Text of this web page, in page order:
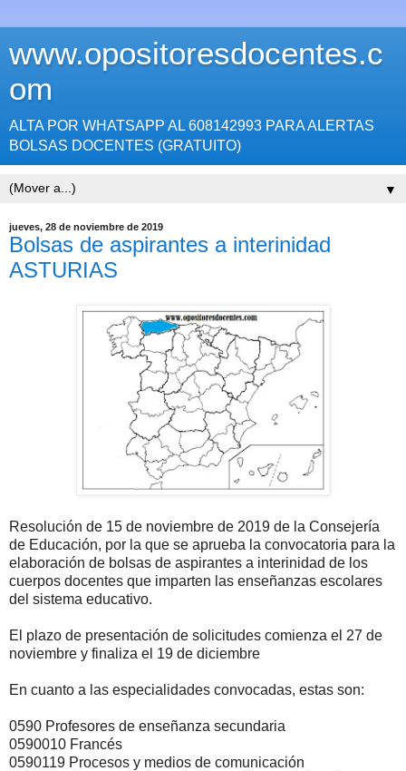
www.opositoresdocentes.c
om
ALTA POR WHATSAPP AL 608142993 PARA ALERTAS
BOLSAS DOCENTES (GRATUITO)
▼
jueves, 28 de noviembre de 2019
Bolsas de aspirantes a interinidad
ASTURIAS
Resolución de 15 de noviembre de 2019 de la Consejería
de Educación, por la que se aprueba la convocatoria para la
elaboración de bolsas de aspirantes a interinidad de los
cuerpos docentes que imparten las enseñanzas escolares
del sistema educativo.
El plazo de presentación de solicitudes comienza el 27 de
noviembre y finaliza el 19 de diciembre
En cuanto a las especialidades convocadas, estas son:
0590 Profesores de enseñanza secundaria
0590010 Francés
0590119 Procesos y medios de comunicación